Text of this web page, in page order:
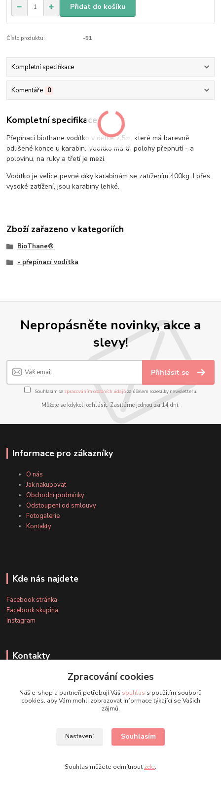
Přidat do košíku
Číslo produktu: -51
Kompletní specifikace
Komentáře 0
Kompletní specifikace
Přepínací biothane vodítko v délce 2,5m, které má barevně
odlišené konce u karabin. Vodítko má tři polohy přepnutí - a
polovinu, na ruky a třetí je mezi.
Vodítko je velice pevné díky karabinám se zatížením 400kg. I přes
vysoké zatížení, jsou karabiny lehké.
Zboží zařazeno v kategoriích
BioThane®
- přepínací vodítka
Nepropásněte novinky, akce a
slevy!
Přihlásit se
Souhlasím se zpracováním osobních údajůza účelem rozesílky newsletteru.
Můžete se kdykoli odhlásit. Zasíláme jednou za 14 dní.
Informace pro zákazníky
O nás
Jak nakupovat
Obchodní podmínky
Odstoupení od smlouvy
Fotogalerie
Kontakty
Kde nás najdete
Facebook stránka
Facebook skupina
Instagram
Kontakty
+420 607 163 127
(Po-Pá, 8-20 hod., So-Ne, 8-14 hod.)
Zpracování cookies
Náš e-shop a partneři potřebují Váš souhlas s použitím souborů
cookies, aby Vám mohli zobrazovat informace týkající se Vašich
zájmů.
Nastavení Souhlasím
Souhlas můžete odmítnout zde.